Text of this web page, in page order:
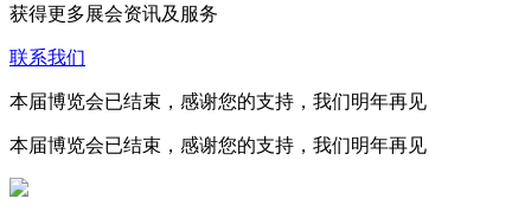
获得更多展会资讯及服务
联系我们
本届博览会已结束，感谢您的支持，我们明年再见
本届博览会已结束，感谢您的支持，我们明年再见